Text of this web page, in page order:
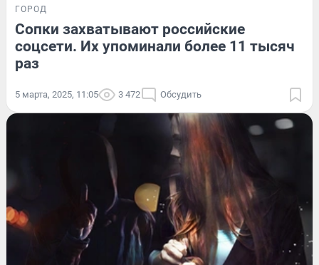
ГОРОД
Сопки захватывают российские
соцсети. Их упоминали более 11 тысяч
раз
5 марта, 2025, 11:05 3 472 Обсудить